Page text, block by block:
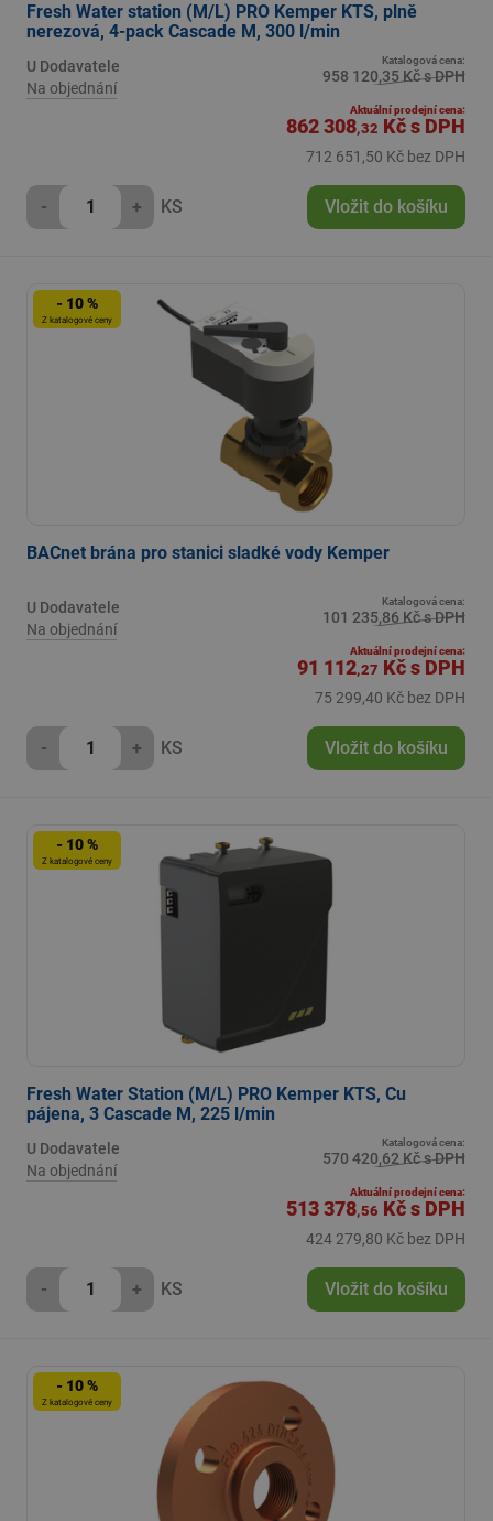
Fresh Water station (M/L) PRO Kemper KTS, plně
nerezová, 4-pack Cascade M, 300 l/min
U Dodavatele
Na objednání
Katalogová cena:
958 120,35 Kč s DPH
Aktuální prodejní cena:
862 308,32 Kčs DPH
712 651,50 Kč bez DPH
- + KS Vložit do košíku
- 10 %
Z katalogové ceny
BACnet brána pro stanici sladké vody Kemper
U Dodavatele
Na objednání
Katalogová cena:
101 235,86 Kč s DPH
Aktuální prodejní cena:
91 112,27 Kčs DPH
75 299,40 Kč bez DPH
- + KS Vložit do košíku
- 10 %
Z katalogové ceny
Fresh Water Station (M/L) PRO Kemper KTS, Cu
pájena, 3 Cascade M, 225 l/min
U Dodavatele
Na objednání
Katalogová cena:
570 420,62 Kč s DPH
Aktuální prodejní cena:
513 378,56 Kčs DPH
424 279,80 Kč bez DPH
- + KS Vložit do košíku
- 10 %
Z katalogové ceny